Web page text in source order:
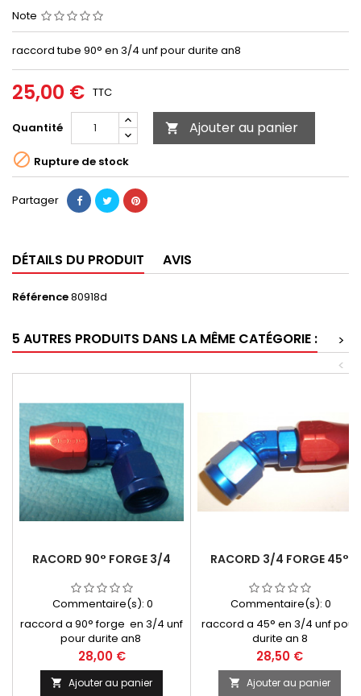
Note
raccord tube 90° en 3/4 unf pour durite an8
25,00 € TTC
Quantité  Ajouter au panier
 Rupture de stock
Partager
DÉTAILS DU PRODUIT AVIS
Référence80918d
5 AUTRES PRODUITS DANS LA MÊME CATÉGORIE :
>
<
RACORD 90° FORGE 3/4
Commentaire(s): 0
raccord a 90° forge en 3/4 unf
pour durite an8
Prix
28,00 €
 Ajouter au panier
RACORD 3/4 FORGE 45°
Commentaire(s): 0
raccord a 45° en 3/4 unf pour
durite an 8
Prix
28,50 €
 Ajouter au panier